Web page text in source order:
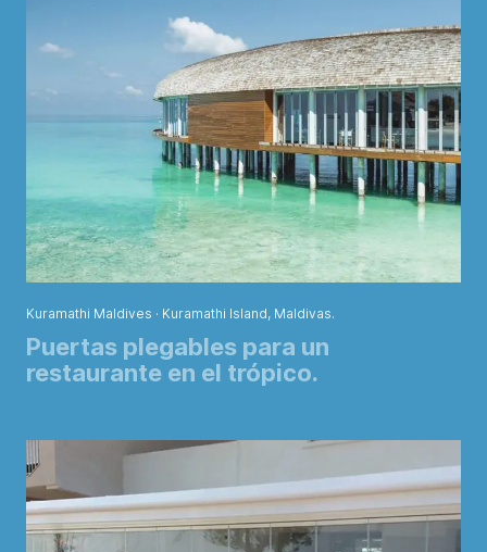
Kuramathi Maldives · Kuramathi Island, Maldivas.
Puertas plegables para un
restaurante en el trópico.